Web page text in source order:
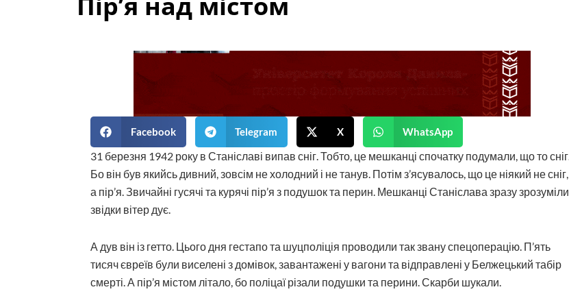
Facebook Telegram X WhatsApp
31 березня 1942 року в Станіславі випав сніг. Тобто, це мешканці спочатку подумали, що то сніг.
Бо він був якийсь дивний, зовсім не холодний і не танув. Потім з’ясувалось, що це ніякий не сніг,
а пір’я. Звичайні гусячі та курячі пір’я з подушок та перин. Мешканці Станіслава зразу зрозуміли,
звідки вітер дує.
А дув він із гетто. Цього дня гестапо та шуцполіція проводили так звану спецоперацію. П’ять
тисяч євреїв були виселені з домівок, завантажені у вагони та відправлені у Белжецький табір
смерті. А пір’я містом літало, бо поліцаї різали подушки та перини. Скарби шукали.